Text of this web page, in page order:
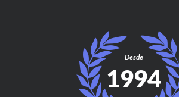
Desde
1994